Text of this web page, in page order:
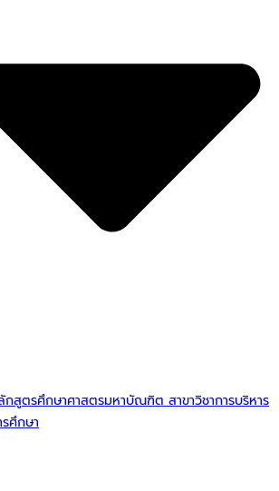
กสูตรศึกษาศาสตรมหาบัณฑิต สาขาวิชาการบริหาร
ศึกษา